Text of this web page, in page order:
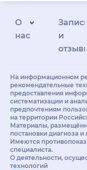
О
нас
Запись
и
отзывы
На информационном
рекомендательные
предоставления
систематизации и
предпочтениям
на территории
Материалы,
постановки диагноза
Имеются
специалиста.
О деятельности,
технологий